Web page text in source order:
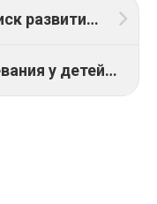
Генетические мутации и риск развития рака: оценка
Онкологические заболевания у детей: особенности лечения